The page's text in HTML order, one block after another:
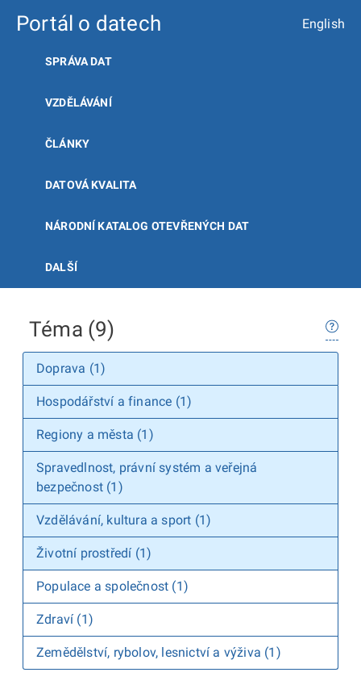
Portál o datech English
SPRÁVA DAT
VZDĚLÁVÁNÍ
ČLÁNKY
DATOVÁ KVALITA
NÁRODNÍ KATALOG OTEVŘENÝCH DAT
DALŠÍ
Téma (9)
Doprava (1)
Hospodářství a finance (1)
Regiony a města (1)
Spravedlnost, právní systém a veřejná
bezpečnost (1)
Vzdělávání, kultura a sport (1)
Životní prostředí (1)
Populace a společnost (1)
Zdraví (1)
Zemědělství, rybolov, lesnictví a výživa (1)